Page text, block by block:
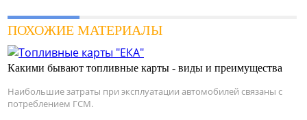
ПОХОЖИЕ МАТЕРИАЛЫ
Какими бывают топливные карты - виды и преимущества
Наибольшие затраты при эксплуатации автомобилей связаны с
потреблением ГСМ.